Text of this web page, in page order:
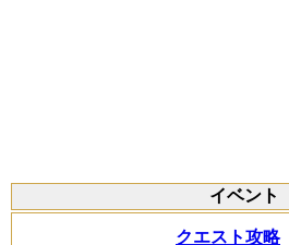
イベント
クエスト攻略